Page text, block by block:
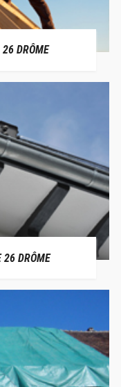
26 DRÔME
26 DRÔME